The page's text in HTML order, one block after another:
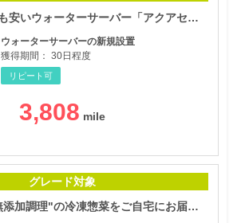
天然水でもっとも安いウォーターサーバー「アクアセレクト」
ウォーターサーバーの新規設置
獲得期間： 30日程度
リピート可
3,808
グレード対象
”国産素材”＆"無添加調理"の冷凍惣菜をご自宅にお届け【FIT FOOD HOME】